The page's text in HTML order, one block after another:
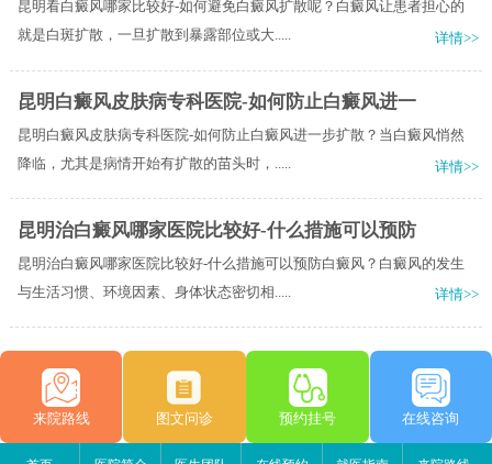
昆明看白癜风哪家比较好-如何避免白癜风扩散呢？白癜风让患者担心的
就是白斑扩散，一旦扩散到暴露部位或大.....
详情>>
昆明白癜风皮肤病专科医院-如何防止白癜风进一
昆明白癜风皮肤病专科医院-如何防止白癜风进一步扩散？当白癜风悄然
降临，尤其是病情开始有扩散的苗头时，.....
详情>>
昆明治白癜风哪家医院比较好-什么措施可以预防
昆明治白癜风哪家医院比较好-什么措施可以预防白癜风？白癜风的发生
与生活习惯、环境因素、身体状态密切相.....
详情>>
来院路线 图文问诊 预约挂号 在线咨询